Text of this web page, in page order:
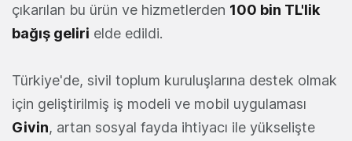
çıkarılan bu ürün ve hizmetlerden 100 bin TL'lik
bağış geliri elde edildi.
Türkiye'de, sivil toplum kuruluşlarına destek olmak
için geliştirilmiş iş modeli ve mobil uygulaması
Givin, artan sosyal fayda ihtiyacı ile yükselişte